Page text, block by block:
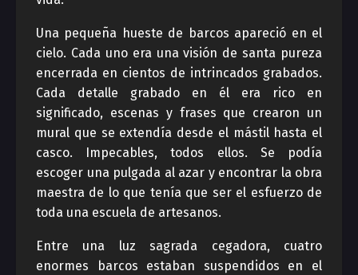
Una pequeña hueste de barcos apareció en el
cielo. Cada uno era una visión de santa pureza
encerrada en cientos de intrincados grabados.
Cada detalle grabado en él era rico en
significado, escenas y frases que crearon un
mural que se extendía desde el mástil hasta el
casco. Impecables, todos ellos. Se podía
escoger una pulgada al azar y encontrar la obra
maestra de lo que tenía que ser el esfuerzo de
toda una escuela de artesanos.
Entre una luz sagrada cegadora, cuatro
enormes barcos estaban suspendidos en el